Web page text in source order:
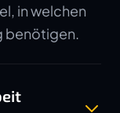
in welchen
benötigen.